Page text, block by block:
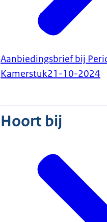
Aanbiedingsbrief bij
Kamerstuk21-10-2024
Hoort bij